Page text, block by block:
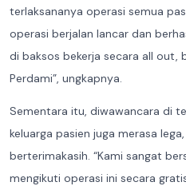
terlaksananya operasi semua
operasi berjalan lancar dan
di baksos bekerja secara all out,
Perdami”, ungkapnya.
Sementara itu, diwawancara di
keluarga pasien juga merasa
berterimakasih. “Kami sangat
mengikuti operasi ini secara